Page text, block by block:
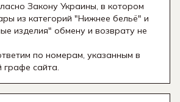
Закону Украины, в котором
из категорий "Нижнее бельё" и
изделия" обмену и возврату не
по номерам, указанным в
графе сайта.